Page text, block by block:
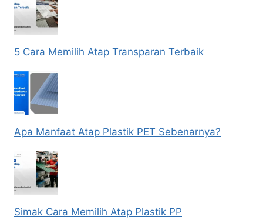
5 Cara Memilih Atap Transparan Terbaik
Apa Manfaat Atap Plastik PET Sebenarnya?
Simak Cara Memilih Atap Plastik PP